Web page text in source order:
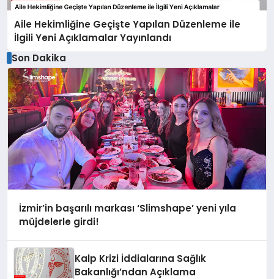
Aile Hekimliğine Geçişte Yapılan Düzenleme ile
İlgili Yeni Açıklamalar Yayınlandı
Son Dakika
İzmir’in başarılı markası ‘Slimshape’ yeni yıla
müjdelerle girdi!
Kalp Krizi İddialarına Sağlık
Bakanlığı’ndan Açıklama